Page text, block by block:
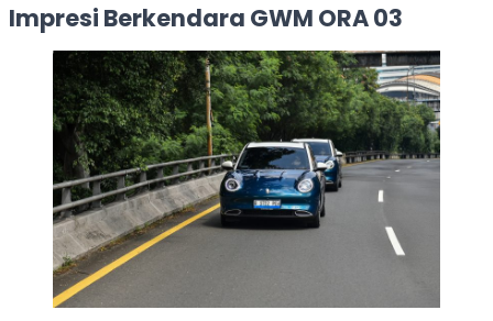
Impresi Berkendara GWM ORA 03